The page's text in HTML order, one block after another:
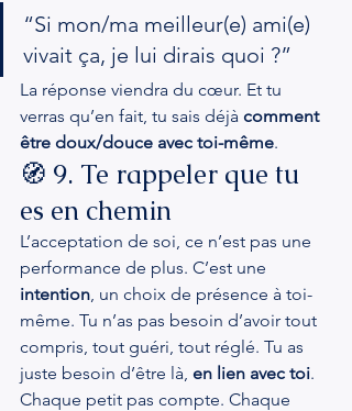
“Si mon/ma meilleur(e) ami(e)
vivait ça, je lui dirais quoi ?”
La réponse viendra du cœur. Et tu
verras qu’en fait, tu sais déjà comment
être doux/douce avec toi-même.
🧭 9. Te rappeler que tu
es en chemin
L’acceptation de soi, ce n’est pas une
performance de plus. C’est une
intention, un choix de présence à toi-
même. Tu n’as pas besoin d’avoir tout
compris, tout guéri, tout réglé. Tu as
juste besoin d’être là, en lien avec toi.
Chaque petit pas compte. Chaque